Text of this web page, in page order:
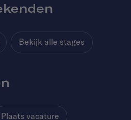
Bekijk alle stages
Plaats vacature